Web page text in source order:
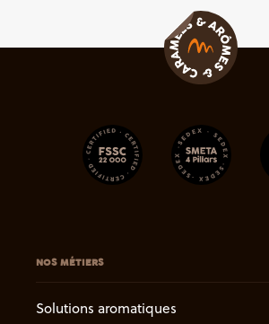
NOS MÉTIERS
Solutions aromatiques